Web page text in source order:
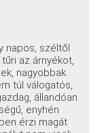
napos, széltől
az árnyékot,
nagyobbak
túl válogatós,
állandóan
enyhén
érzi magát